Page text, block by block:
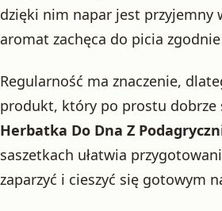
dzięki nim napar jest przyjemny
aromat zachęca do picia
Regularność ma znaczenie,
produkt, który po prostu dobrze
Herbatka Do Dna Z
saszetkach ułatwia
zaparzyć i cieszyć się gotowym